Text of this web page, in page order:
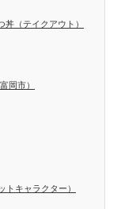
（テイクアウト）
岡市）
トキャラクター）